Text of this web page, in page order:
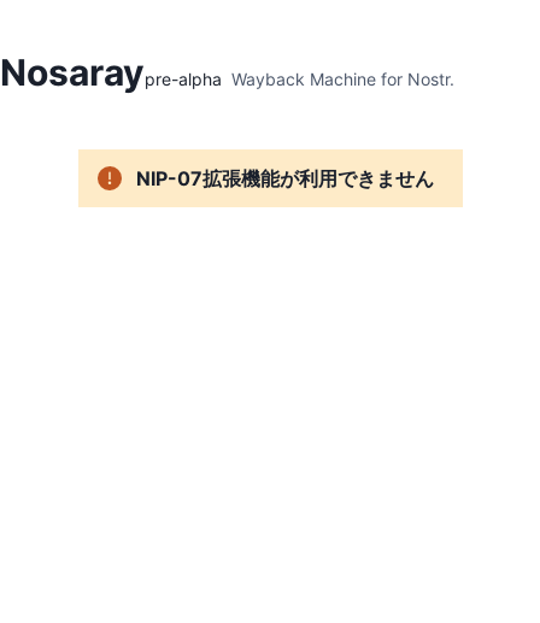
Nosaraypre-alpha Wayback Machine for Nostr.
NIP-07拡張機能が利用できません